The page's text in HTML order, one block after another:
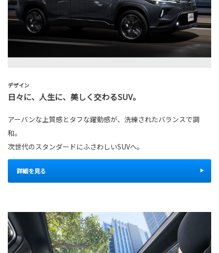
デザイン
日々に、人生に、美しく交わるSUV。
アーバンな上質感とタフな躍動感が、洗練されたバランスで調
和。
次世代のスタンダードにふさわしいSUVへ。
詳細を見る